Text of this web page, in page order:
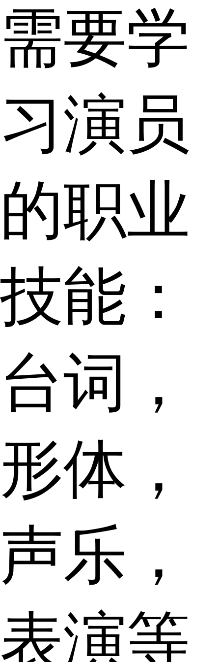
需要学
习演员
的职业
技能：
台词，
形体，
声乐，
表演等